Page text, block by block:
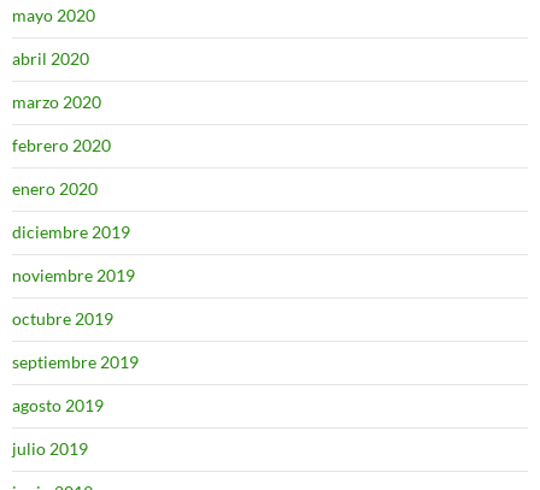
mayo 2020
abril 2020
marzo 2020
febrero 2020
enero 2020
diciembre 2019
noviembre 2019
octubre 2019
septiembre 2019
agosto 2019
julio 2019